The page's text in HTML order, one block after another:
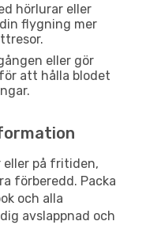
hörlurar eller
flygning mer
eller gör
att hålla blodet
eller på fritiden,
förberedd. Packa
och alla
avslappnad och